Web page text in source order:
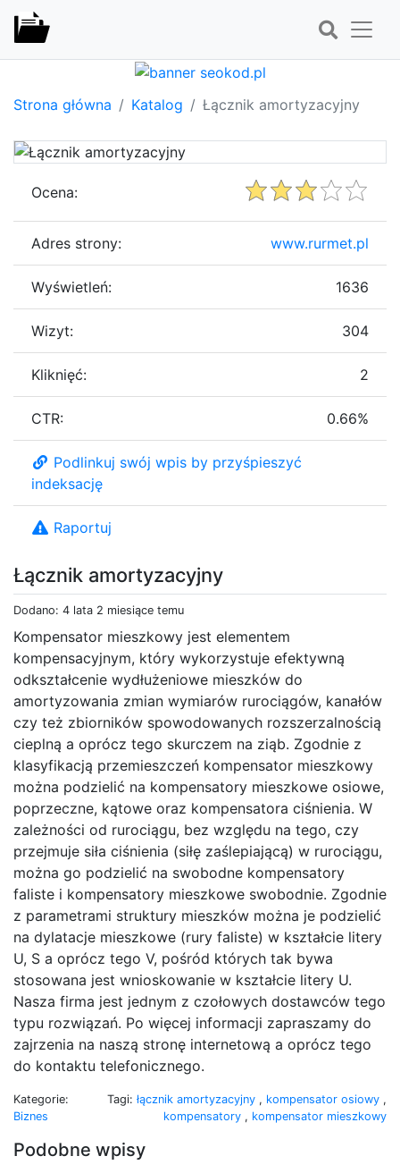
Strona główna Katalog Łącznik amortyzacyjny
Łącznik amortyzacyjny
Dodano: 4 lata 2 miesiące temu
Kompensator mieszkowy jest elementem
kompensacyjnym, który wykorzystuje efektywną
odkształcenie wydłużeniowe mieszków do
amortyzowania zmian wymiarów rurociągów, kanałów
czy też zbiorników spowodowanych rozszerzalnością
cieplną a oprócz tego skurczem na ziąb. Zgodnie z
klasyfikacją przemieszczeń kompensator mieszkowy
można podzielić na kompensatory mieszkowe osiowe,
poprzeczne, kątowe oraz kompensatora ciśnienia. W
zależności od rurociągu, bez względu na tego, czy
przejmuje siła ciśnienia (siłę zaślepiającą) w rurociągu,
można go podzielić na swobodne kompensatory
faliste i kompensatory mieszkowe swobodnie. Zgodnie
z parametrami struktury mieszków można je podzielić
na dylatacje mieszkowe (rury faliste) w kształcie litery
U, S a oprócz tego V, pośród których tak bywa
stosowana jest wnioskowanie w kształcie litery U.
Nasza firma jest jednym z czołowych dostawców tego
typu rozwiązań. Po więcej informacji zapraszamy do
zajrzenia na naszą stronę internetową a oprócz tego
do kontaktu telefonicznego.
Kategorie:
Biznes
Tagi: łącznik amortyzacyjny , kompensator osiowy ,
kompensatory , kompensator mieszkowy
Podobne wpisy
Ocena:
Adres strony: www.rurmet.pl
Wyświetleń: 1636
Wizyt: 304
Kliknięć: 2
CTR: 0.66%
Podlinkuj swój wpis by przyśpieszyć
indeksację
Raportuj